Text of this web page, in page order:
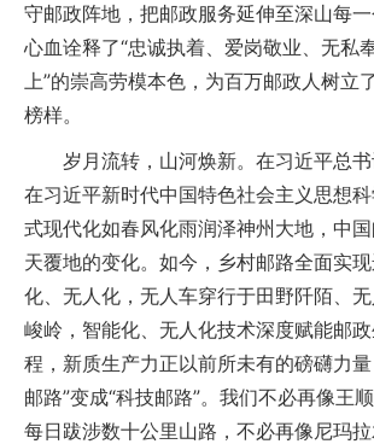
守邮政阵地，把邮政服务延伸至深山每
心血诠释了“忠诚执着、爱岗敬业、无私
上”的崇高劳模本色，为百万邮政人树立
榜样。
岁月流转，山河焕新。在习近平总书
在习近平新时代中国特色社会主义思想
式现代化如春风化雨润泽神州大地，中
天覆地的变化。如今，乡村邮路全面实
化、无人化，无人车穿行于田野阡陌、
峻岭，智能化、无人化技术深度赋能邮
程，新质生产力正以前所未有的磅礴力
邮路”变成“科技邮路”。我们不必再像王
每日跋涉数十公里山路，不必再像尼玛